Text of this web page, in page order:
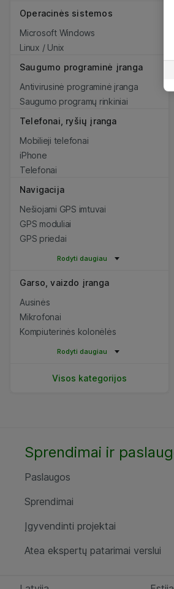
Operacinės sistemos
Microsoft Windows
Linux / Unix
Saugumo programinė įranga
Antivirusinė programinė įranga
Saugumo programų rinkiniai
Telefonai, ryšių įranga
Mobilieji telefonai
iPhone
Telefonai
Navigacija
Nešiojami GPS imtuvai
GPS moduliai
GPS priedai
Rodyti daugiau
Garso, vaizdo įranga
Ausinės
Mikrofonai
Kompiuterinės kolonėlės
Rodyti daugiau
Visos kategorijos
Sprendimai ir
Paslaugos
Sprendimai
Įgyvendinti projektai
Atea ekspertų patarimai verslui